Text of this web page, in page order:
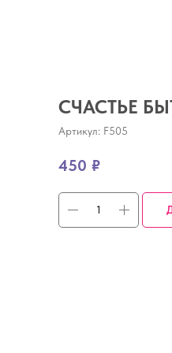
СЧАСТЬЕ
Артикул: F505
450 ₽